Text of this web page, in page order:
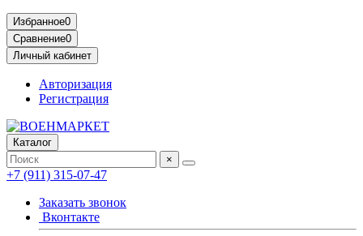
Избранное0
Сравнение0
Личный кабинет
Авторизация
Регистрация
Каталог
×
+7 (911) 315-07-47
Заказать звонок
Вконтакте